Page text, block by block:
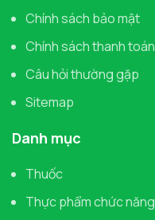
Chính sách bảo mật
Chính sách thanh toán
Câu hỏi thường gặp
Sitemap
Danh mục
Thuốc
Thực phẩm chức năng